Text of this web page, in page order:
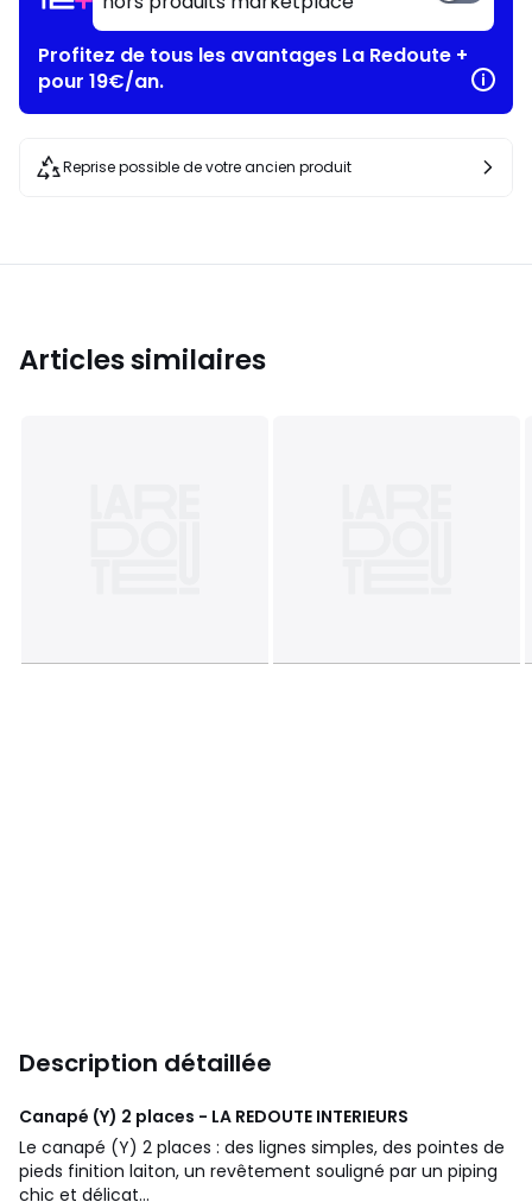
Profitez de tous les avantages La Redoute +
pour 19€/an.
Reprise possible de votre ancien produit
Articles similaires
Description détaillée
Canapé (Y) 2 places - LA REDOUTE INTERIEURS
Le canapé (Y) 2 places : des lignes simples, des pointes de
pieds finition laiton, un revêtement souligné par un piping
chic et délicat...